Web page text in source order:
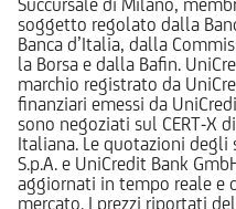
soggetto regolato dalla
Banca d’Italia, dalla
la Borsa e dalla Bafin.
marchio registrato da
finanziari emessi da
sono negoziati sul CERT-X
Italiana. Le quotazioni
S.p.A. e UniCredit Bank
aggiornati in tempo reale e
mercato. I prezzi riportati